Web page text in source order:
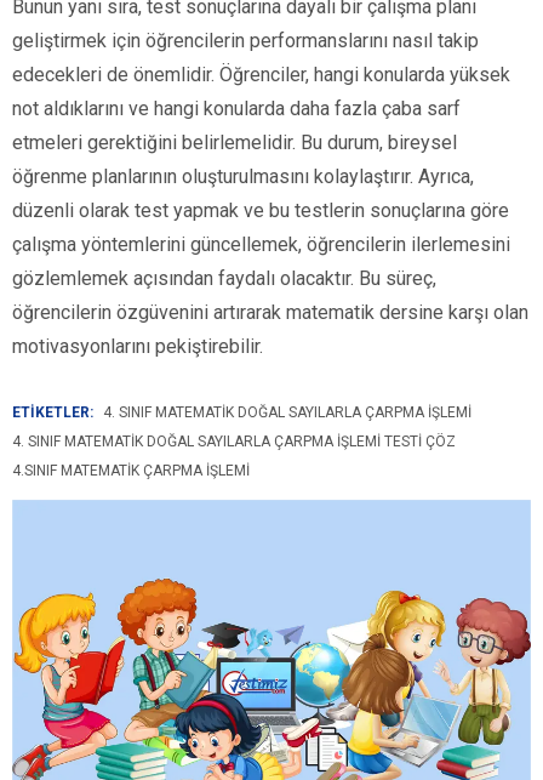
Bunun yanı sıra, test sonuçlarına dayalı bir çalışma planı
geliştirmek için öğrencilerin performanslarını nasıl takip
edecekleri de önemlidir. Öğrenciler, hangi konularda yüksek
not aldıklarını ve hangi konularda daha fazla çaba sarf
etmeleri gerektiğini belirlemelidir. Bu durum, bireysel
öğrenme planlarının oluşturulmasını kolaylaştırır. Ayrıca,
düzenli olarak test yapmak ve bu testlerin sonuçlarına göre
çalışma yöntemlerini güncellemek, öğrencilerin ilerlemesini
gözlemlemek açısından faydalı olacaktır. Bu süreç,
öğrencilerin özgüvenini artırarak matematik dersine karşı olan
motivasyonlarını pekiştirebilir.
ETİKETLER:
4. SINIF MATEMATIK DOĞAL SAYILARLA ÇARPMA İŞLEMI
4. SINIF MATEMATIK DOĞAL SAYILARLA ÇARPMA İŞLEMI TESTI ÇÖZ
4.SINIF MATEMATIK ÇARPMA İŞLEMI